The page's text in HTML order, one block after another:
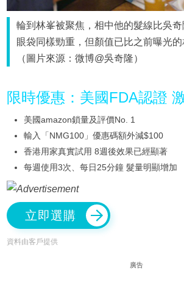
輪到林峯被聚焦，相中他的髮線比吳奇
眼袋同樣勁重，但顏值已比之前曝光的
（圖片來源：微博@吳奇隆）
限時優惠：美國FDA認證
美國amazon鎖量及評價No. 1
輸入「NMG100」優惠碼額外減$100
香港用家真實試用 8週後效果已經顯著
每週使用3次、每日25分鐘 髮量明顯增加
立即選購
資料由客戶提供
廣告